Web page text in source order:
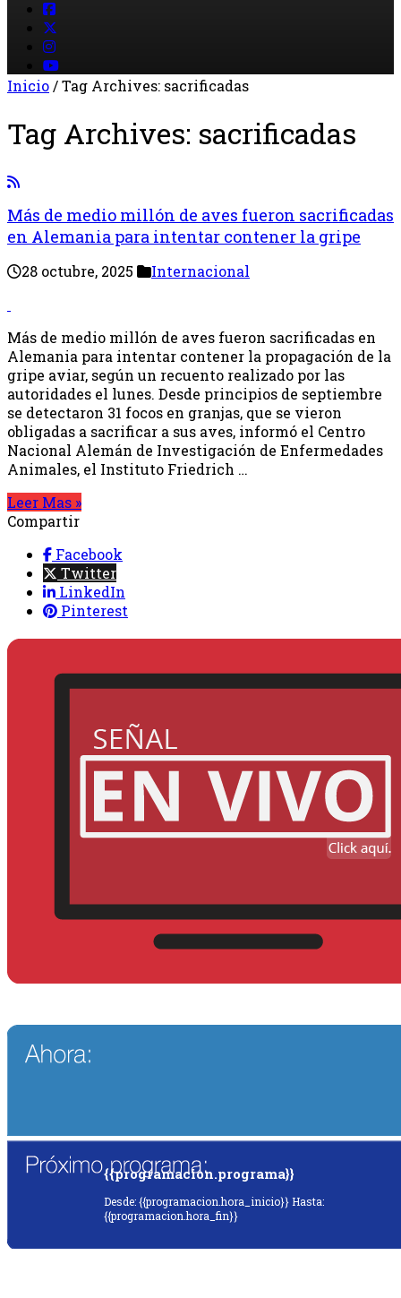
Inicio/Tag Archives: sacrificadas
Tag Archives: sacrificadas
Más de medio millón de aves fueron sacrificadas
en Alemania para intentar contener la gripe
28 octubre, 2025 Internacional
Más de medio millón de aves fueron sacrificadas en
Alemania para intentar contener la propagación de la
gripe aviar, según un recuento realizado por las
autoridades el lunes. Desde principios de septiembre
se detectaron 31 focos en granjas, que se vieron
obligadas a sacrificar a sus aves, informó el Centro
Nacional Alemán de Investigación de Enfermedades
Animales, el Instituto Friedrich …
Leer Mas »
Compartir
Facebook
Twitter
LinkedIn
Pinterest
{{programacion.programa}}
Desde: {{programacion.hora_inicio}} Hasta:
{{programacion.hora_fin}}